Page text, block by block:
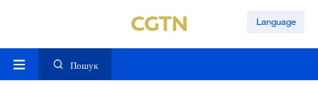
Language
Пошук